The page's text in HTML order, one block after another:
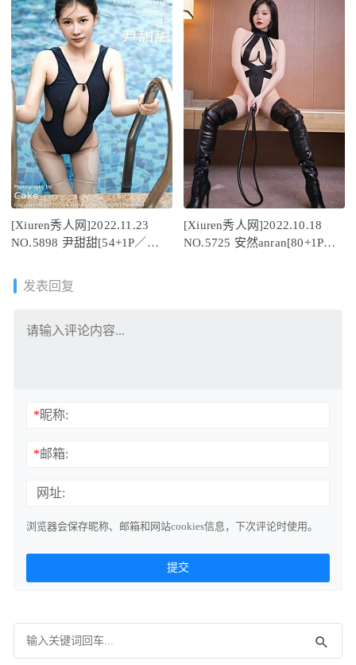
[Xiuren秀人网]2022.11.23
NO.5898 尹甜甜[54+1P／
[Xiuren秀人网]2022.10.18
NO.5725 安然anran[80+1P／
发表回复
*昵称:
*邮箱:
网址:
浏览器会保存昵称、邮箱和网站cookies信息，下次评论时使用。